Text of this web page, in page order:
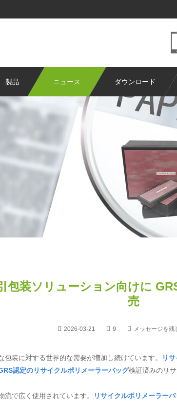
製品 ニュース ダウンロード
包装ソリューション向けに
売
2026-03-21 9 メッセージを残
装に対する世界的な需要が増加し続けています。 リ
認定のリサイクルポリメーラーバッグ検証済みのリ
流で広く使用されています。 リサイクルポリメーラー